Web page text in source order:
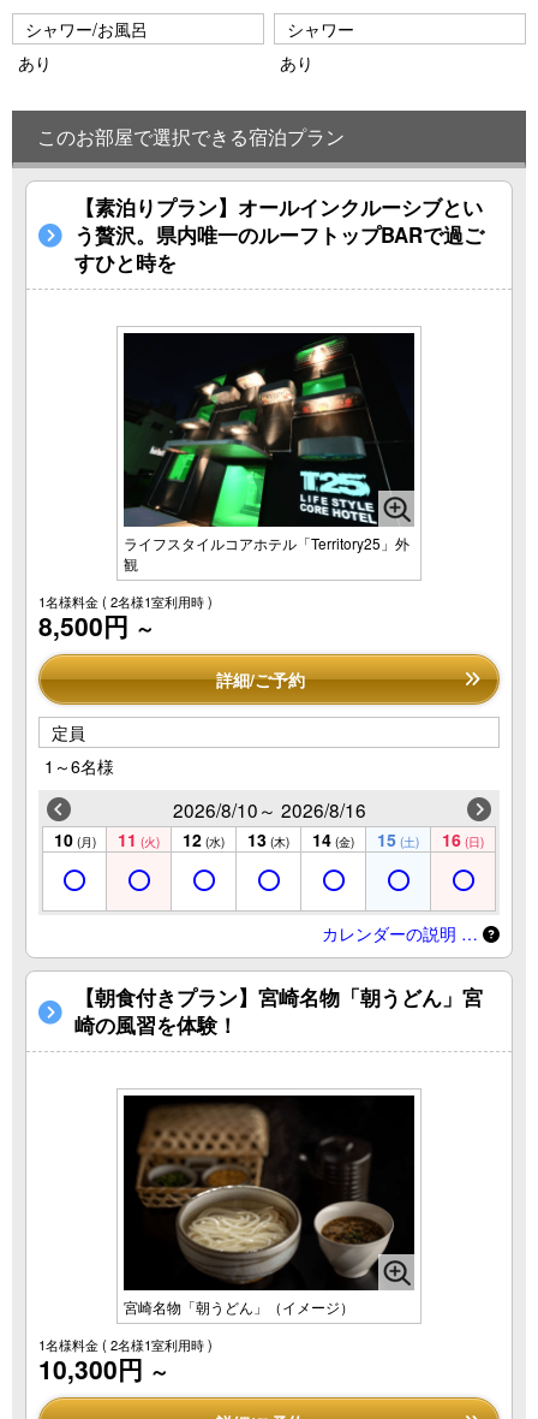
シャワー/お風呂
あり
シャワー
あり
このお部屋で選択できる宿泊プラン
【素泊りプラン】オールインクルーシブとい
う贅沢。県内唯一のルーフトップBARで過ご
すひと時を
ライフスタイルコアホテル「Territory25」外
観
1名様料金( 2名様1室利用時 )
8,500円 ～
詳細/ご予約
定員
1～6名様
2026/8/10～ 2026/8/16
10 (月) 11 (火) 12 (水) 13 (木) 14 (金) 15 (土) 16 (日)
カレンダーの説明 …
【朝食付きプラン】宮崎名物「朝うどん」宮
崎の風習を体験！
宮崎名物「朝うどん」（イメージ）
1名様料金( 2名様1室利用時 )
10,300円 ～